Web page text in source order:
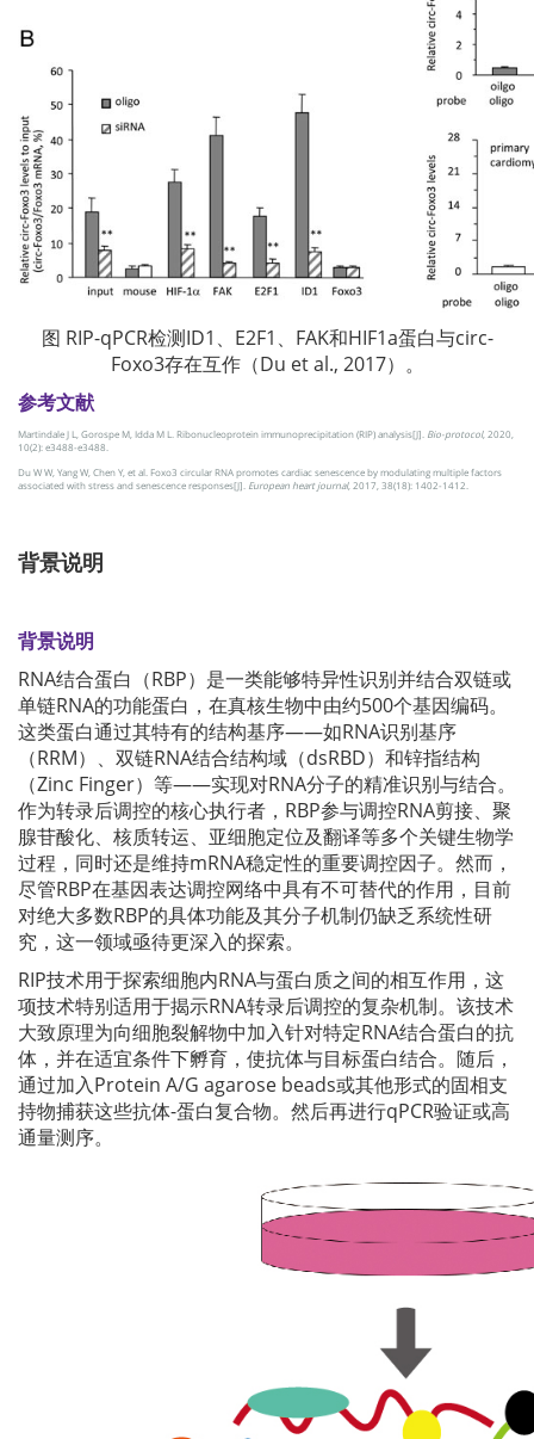
图 RIP-qPCR检测ID1、E2F1、FAK和HIF1a蛋白与circ-
Foxo3存在互作（Du et al., 2017）。
参考文献
Martindale J L, Gorospe M, Idda M L. Ribonucleoprotein immunoprecipitation (RIP) analysis[J]. Bio-protocol, 2020,
10(2): e3488-e3488.
Du W W, Yang W, Chen Y, et al. Foxo3 circular RNA promotes cardiac senescence by modulating multiple factors
associated with stress and senescence responses[J]. European heart journal, 2017, 38(18): 1402-1412.
背景说明
背景说明
RNA结合蛋白（RBP）是一类能够特异性识别并结合双链或
单链RNA的功能蛋白，在真核生物中由约500个基因编码。
这类蛋白通过其特有的结构基序——如RNA识别基序
（RRM）、双链RNA结合结构域（dsRBD）和锌指结构
（Zinc Finger）等——实现对RNA分子的精准识别与结合。
作为转录后调控的核心执行者，RBP参与调控RNA剪接、聚
腺苷酸化、核质转运、亚细胞定位及翻译等多个关键生物学
过程，同时还是维持mRNA稳定性的重要调控因子。然而，
尽管RBP在基因表达调控网络中具有不可替代的作用，目前
对绝大多数RBP的具体功能及其分子机制仍缺乏系统性研
究，这一领域亟待更深入的探索。
RIP技术用于探索细胞内RNA与蛋白质之间的相互作用，这
项技术特别适用于揭示RNA转录后调控的复杂机制。该技术
大致原理为向细胞裂解物中加入针对特定RNA结合蛋白的抗
体，并在适宜条件下孵育，使抗体与目标蛋白结合。随后，
通过加入Protein A/G agarose beads或其他形式的固相支
持物捕获这些抗体-蛋白复合物。然后再进行qPCR验证或高
通量测序。